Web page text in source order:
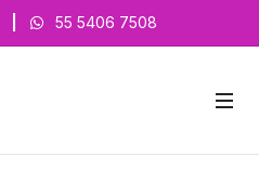
55 5406 7508